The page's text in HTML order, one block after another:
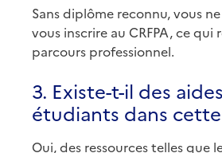
Sans diplôme reconnu, vous
vous inscrire au CRFPA, ce
parcours professionnel.
3. Existe-t-il des
étudiants dans
Oui, des ressources telles que